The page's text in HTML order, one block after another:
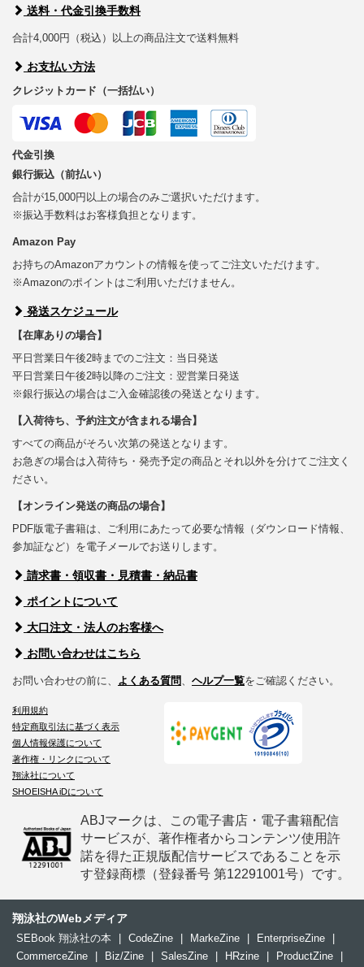
送料・代金引換手数料
合計4,000円（税込）以上の商品注文で送料無料
お支払い方法
クレジットカード（一括払い）
代金引換
銀行振込（前払い）
合計が15,000円以上の場合のみご選択いただけます。
※振込手数料はお客様負担となります。
Amazon Pay
お持ちのAmazonアカウントの情報を使ってご注文いただけます。
※Amazonのポイントはご利用いただけません。
発送スケジュール
【在庫ありの場合】
平日営業日午後2時までのご注文：当日発送
平日営業日午後2時以降のご注文：翌営業日発送
※銀行振込の場合はご入金確認後の発送となります。
【入荷待ち、予約注文が含まれる場合】
すべての商品がそろい次第の発送となります。
お急ぎの場合は入荷待ち・発売予定の商品とそれ以外を分けてご注文く
ださい。
【オンライン発送の商品の場合】
PDF版電子書籍は、ご利用にあたって必要な情報（ダウンロード情報、
参加証など）を電子メールでお送りします。
請求書・領収書・見積書・納品書
ポイントについて
大口注文・法人のお客様へ
お問い合わせはこちら
お問い合わせの前に、 よくある質問、 ヘルプ一覧をご確認ください。
利用規約
特定商取引法に基づく表示
個人情報保護について
著作権・リンクについて
翔泳社について
SHOEISHA iDについて
ABJマークは、この電子書店・電子書籍配信
サービスが、著作権者からコンテンツ使用許
諾を得た正規版配信サービスであることを示
す登録商標（登録番号 第12291001号）です。
翔泳社のWebメディア
SEBook 翔泳社の本 CodeZine MarkeZine EnterpriseZine
CommerceZine
Biz/Zine SalesZine HRzine ProductZine